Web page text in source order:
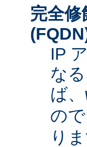
完全修
IP
な
ば、
ので
りま